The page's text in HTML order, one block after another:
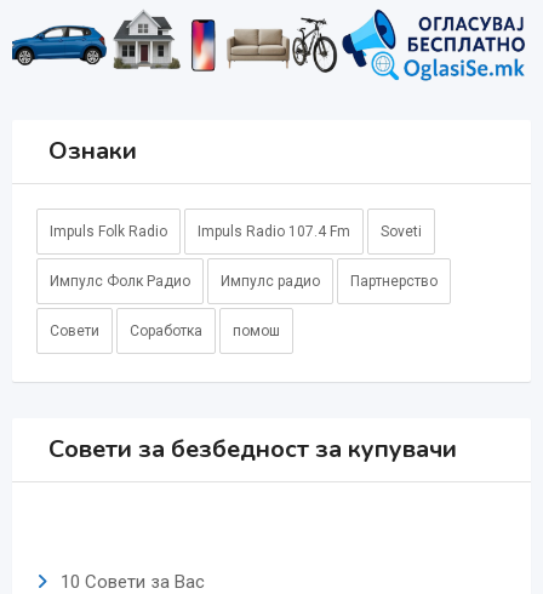
Ознаки
Impuls Folk Radio Impuls Radio 107.4 Fm Soveti
Импулс Фолк Радио Импулс радио Партнерство
Совети Соработка помош
Совети за безбедност за купувачи
10 Совети за Вас